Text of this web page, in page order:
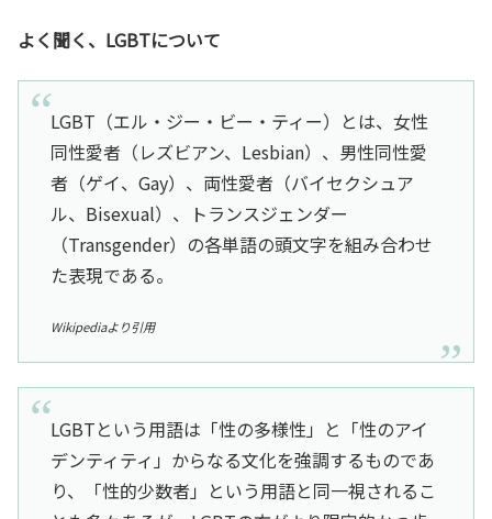
よく聞く、LGBTについて
LGBT（エル・ジー・ビー・ティー）とは、女性
同性愛者（レズビアン、Lesbian）、男性同性愛
者（ゲイ、Gay）、両性愛者（バイセクシュア
ル、Bisexual）、トランスジェンダー
（Transgender）の各単語の頭文字を組み合わせ
た表現である。
Wikipediaより引用
LGBTという用語は「性の多様性」と「性のアイ
デンティティ」からなる文化を強調するものであ
り、「性的少数者」という用語と同一視されるこ